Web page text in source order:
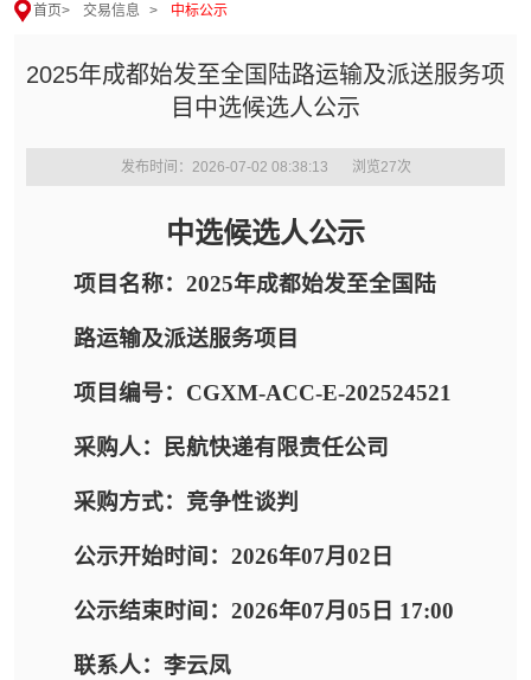
首页> 交易信息 > 中标公示
2025年成都始发至全国陆路运输及派送服务项
目中选候选人公示
发布时间：2026-07-02 08:38:13 浏览27次
中选候选人公示
项目名称：2025年成都始发至全国陆
路运输及派送服务项目
项目编号：CGXM-ACC-E-202524521
采购人：民航快递有限责任公司
采购方式：竞争性谈判
公示开始时间：2026年07月02日
公示结束时间：2026年07月05日 17:00
联系人：李云凤